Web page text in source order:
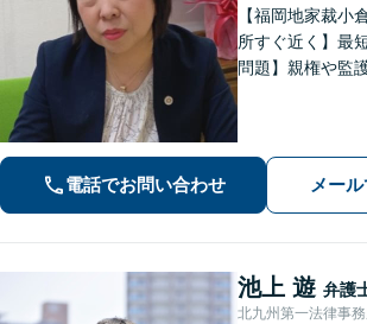
【福岡地家裁小
所すぐ近く】最
問題】親権や監
力と交渉力を強
電話でお問い合わせ メー
池上 遊 弁護
北九州第一法律事